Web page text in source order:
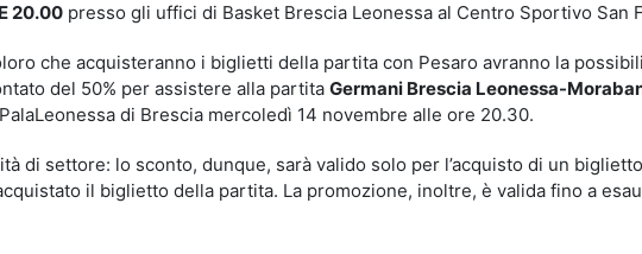
20.00 presso gli uffici di Basket Brescia Leonessa al Centro Sportivo San
che acquisteranno i biglietti della partita con Pesaro avranno la
del 50% per assistere alla partita Germani Brescia Leonessa-
di Brescia mercoledì 14 novembre alle ore 20.30.
di settore: lo sconto, dunque, sarà valido solo per l’acquisto di un
il biglietto della partita. La promozione, inoltre, è valida fino a